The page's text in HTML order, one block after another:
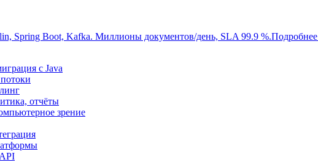
Spring Boot, Kafka. Миллионы документов/день, SLA 99.9 %.Подробнее
с Java
отчёты
зрение